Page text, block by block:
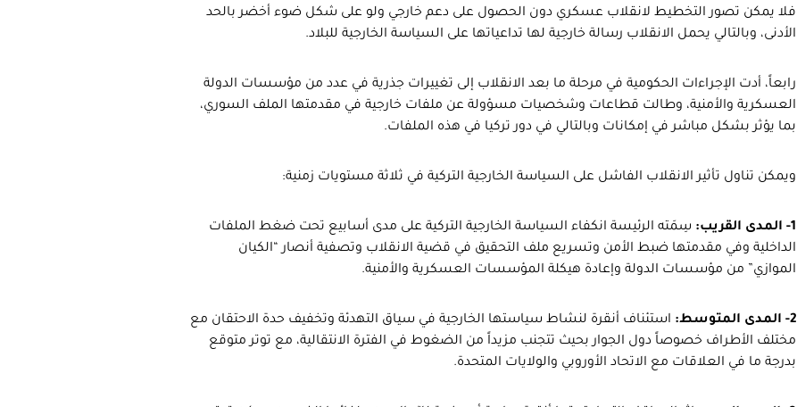
فلا يمكن تصور التخطيط لانقلاب عسكري دون الحصول على دعم خارجي ولو على شكل ضوء أخضر بالحد
الأدنى، وبالتالي يحمل الانقلاب رسالة خارجية لها تداعياتها على السياسة الخارجية للبلاد.
رابعاً، أدت الإجراءات الحكومية في مرحلة ما بعد الانقلاب إلى تغييرات جذرية في عدد من مؤسسات الدولة
العسكرية والأمنية، وطالت قطاعات وشخصيات مسؤولة عن ملفات خارجية في مقدمتها الملف السوري،
بما يؤثر بشكل مباشر في إمكانات وبالتالي في دور تركيا في هذه الملفات.
ويمكن تناول تأثير الانقلاب الفاشل على السياسة الخارجية التركية في ثلاثة مستويات زمنية:
1- المدى القريب:
سِمَته الرئيسة انكفاء السياسة الخارجية التركية على مدى أسابيع تحت ضغط الملفات
الداخلية وفي مقدمتها ضبط الأمن وتسريع ملف التحقيق في قضية الانقلاب وتصفية أنصار “الكيان
الموازي” من مؤسسات الدولة وإعادة هيكلة المؤسسات العسكرية والأمنية.
2- المدى المتوسط:
استئناف أنقرة لنشاط سياستها الخارجية في سياق التهدئة وتخفيف حدة الاحتقان مع
مختلف الأطراف خصوصاً دول الجوار بحيث تتجنب مزيداً من الضغوط في الفترة الانتقالية، مع توتر متوقع
بدرجة ما في العلاقات مع الاتحاد الأوروبي والولايات المتحدة.